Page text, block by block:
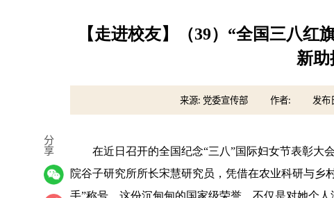
【走进校友】（39）“全国三八红
新助
来源: 党委宣传部 作者: 发布
在近日召开的全国纪念“三八”国际妇女节表彰大
院谷子研究所所长宋慧研究员，凭借在农业科研与乡
手”称号。这份沉甸甸的国家级荣誉，不仅是对她个
分
享